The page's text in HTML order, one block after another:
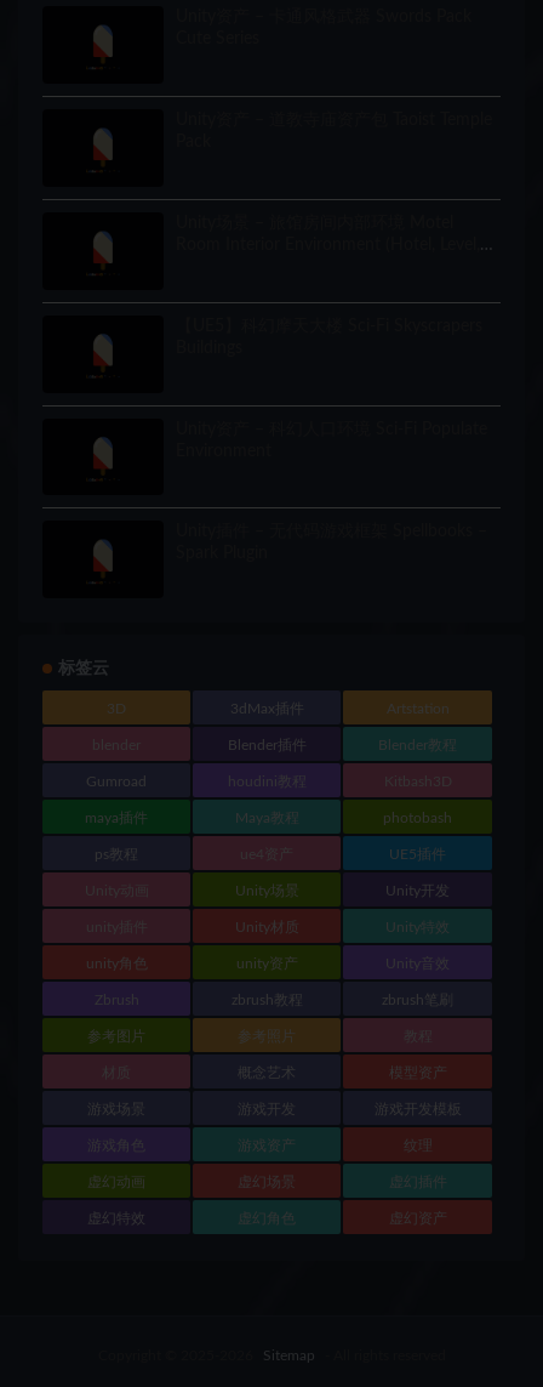
标签云
3D 3dMax插件 Artstation
blender Blender插件 Blender教程
Gumroad houdini教程 Kitbash3D
maya插件 Maya教程 photobash
ps教程 ue4资产 UE5插件
Unity动画 Unity场景 Unity开发
unity插件 Unity材质 Unity特效
unity角色 unity资产 Unity音效
Zbrush zbrush教程 zbrush笔刷
参考图片 参考照片 教程
概念艺术 模型资产
游戏场景 游戏开发 游戏开发模板
游戏角色 游戏资产 纹理
虚幻动画 虚幻场景 虚幻插件
虚幻特效 虚幻角色 虚幻资产
Sitemap